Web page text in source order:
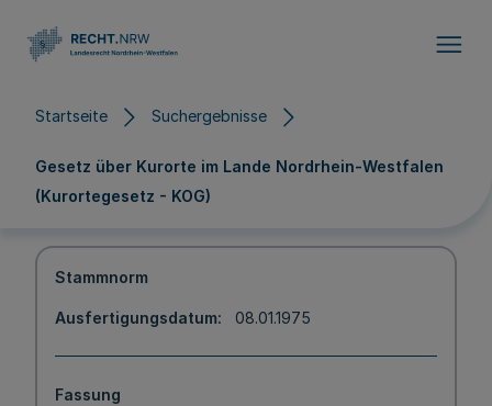
Startseite Suchergebnisse
Gesetz über Kurorte im Lande Nordrhein-Westfalen
(Kurortegesetz - KOG)
Stammnorm
Ausfertigungsdatum 08.01.1975
Fassung